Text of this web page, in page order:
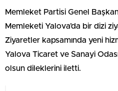
Memleket Partisi Genel
Memleketi Yalova’da bir dizi
Ziyaretler kapsamında yeni
Yalova Ticaret ve Sanayi
olsun dileklerini iletti.